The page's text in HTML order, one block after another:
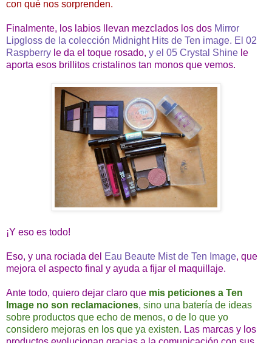
con qué nos sorprenden.
Finalmente, los labios llevan mezclados los dos Mirror
Lipgloss de la colección Midnight Hits de Ten image. El 02
Raspberry le da el toque rosado, y el 05 Crystal Shine le
aporta esos brillitos cristalinos tan monos que vemos.
¡Y eso es todo!
Eso, y una rociada del Eau Beaute Mist de Ten Image, que
mejora el aspecto final y ayuda a fijar el maquillaje.
Ante todo, quiero dejar claro que mis peticiones a Ten
Image no son reclamaciones, sino una batería de ideas
sobre productos que echo de menos, o de lo que yo
considero mejoras en los que ya existen. Las marcas y los